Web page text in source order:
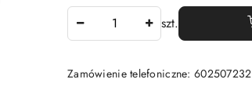
szt.
Zamówienie telefoniczne: 602507232